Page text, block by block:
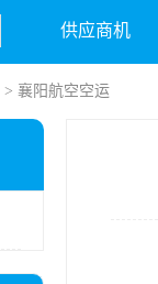
供应商机
> 襄阳航空空运